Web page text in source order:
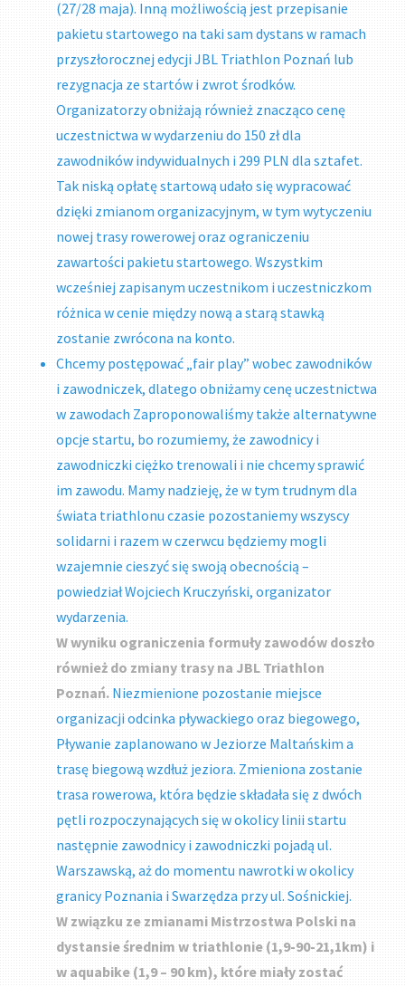
(27/28 maja). Inną możliwością jest przepisanie
pakietu startowego na taki sam dystans w ramach
przyszłorocznej edycji JBL Triathlon Poznań lub
rezygnacja ze startów i zwrot środków.
Organizatorzy obniżają również znacząco cenę
uczestnictwa w wydarzeniu do 150 zł dla
zawodników indywidualnych i 299 PLN dla sztafet.
Tak niską opłatę startową udało się wypracować
dzięki zmianom organizacyjnym, w tym wytyczeniu
nowej trasy rowerowej oraz ograniczeniu
zawartości pakietu startowego. Wszystkim
wcześniej zapisanym uczestnikom i uczestniczkom
różnica w cenie między nową a starą stawką
zostanie zwrócona na konto.
Chcemy postępować „fair play” wobec zawodników
i zawodniczek, dlatego obniżamy cenę uczestnictwa
w zawodach Zaproponowaliśmy także alternatywne
opcje startu, bo rozumiemy, że zawodnicy i
zawodniczki ciężko trenowali i nie chcemy sprawić
im zawodu. Mamy nadzieję, że w tym trudnym dla
świata triathlonu czasie pozostaniemy wszyscy
solidarni i razem w czerwcu będziemy mogli
wzajemnie cieszyć się swoją obecnością –
powiedział Wojciech Kruczyński, organizator
wydarzenia.
W wyniku ograniczenia formuły zawodów doszło
również do zmiany trasy na JBL Triathlon
Poznań. Niezmienione pozostanie miejsce
organizacji odcinka pływackiego oraz biegowego,
Pływanie zaplanowano w Jeziorze Maltańskim a
trasę biegową wzdłuż jeziora. Zmieniona zostanie
trasa rowerowa, która będzie składała się z dwóch
pętli rozpoczynających się w okolicy linii startu
następnie zawodnicy i zawodniczki pojadą ul.
Warszawską, aż do momentu nawrotki w okolicy
granicy Poznania i Swarzędza przy ul. Sośnickiej.
W związku ze zmianami Mistrzostwa Polski na
dystansie średnim w triathlonie (1,9-90-21,1km) i
w aquabike (1,9 – 90 km), które miały zostać